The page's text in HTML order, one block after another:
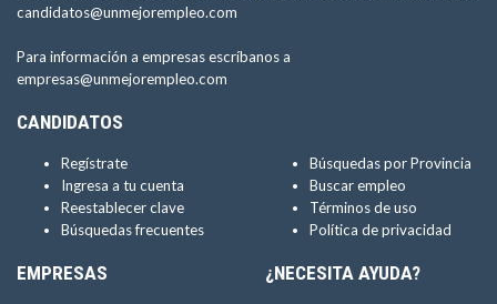
candidatos@unmejorempleo.com
Para información a empresas escríbanos a
empresas@unmejorempleo.com
CANDIDATOS
Regístrate
Ingresa a tu cuenta
Reestablecer clave
Búsquedas frecuentes
Búsquedas por Provincia
Buscar empleo
Términos de uso
Política de privacidad
EMPRESAS ¿NECESITA AYUDA?